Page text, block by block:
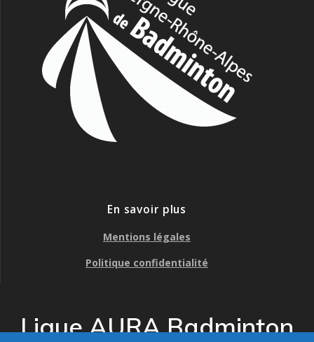
En savoir plus
Mentions légales
Politique confidentialité
Ligue AURA Badminton